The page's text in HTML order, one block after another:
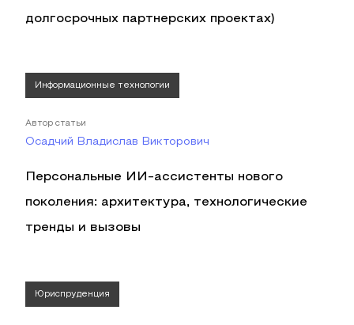
долгосрочных партнерских проектах)
Информационные технологии
Автор статьи
Осадчий Владислав Викторович
Персональные ИИ-ассистенты нового
поколения: архитектура, технологические
тренды и вызовы
Юриспруденция